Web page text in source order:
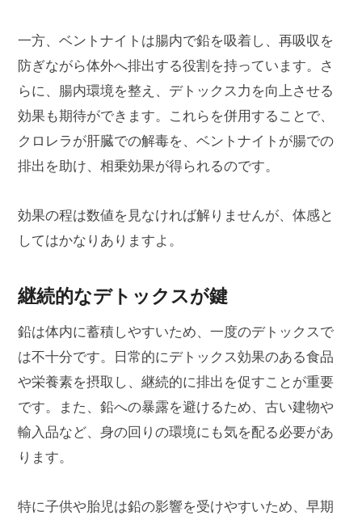
一方、ベントナイトは腸内で鉛を吸着し、再吸収を
防ぎながら体外へ排出する役割を持っています。さ
らに、腸内環境を整え、デトックス力を向上させる
効果も期待ができます。これらを併用することで、
クロレラが肝臓での解毒を、ベントナイトが腸での
排出を助け、相乗効果が得られるのです。
効果の程は数値を見なければ解りませんが、体感と
してはかなりありますよ。
継続的なデトックスが鍵
鉛は体内に蓄積しやすいため、一度のデトックスで
は不十分です。日常的にデトックス効果のある食品
や栄養素を摂取し、継続的に排出を促すことが重要
です。また、鉛への暴露を避けるため、古い建物や
輸入品など、身の回りの環境にも気を配る必要があ
ります。
特に子供や胎児は鉛の影響を受けやすいため、早期